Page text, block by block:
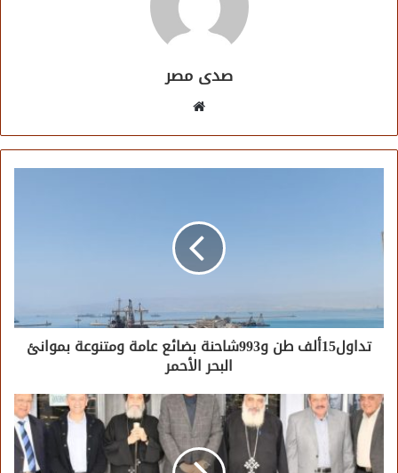
صدى مصر
تداول15ألف طن و993شاحنة بضائع عامة ومتنوعة بموانئ
البحر الأحمر